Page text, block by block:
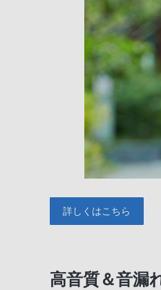
詳しくはこちら
高音質＆音漏